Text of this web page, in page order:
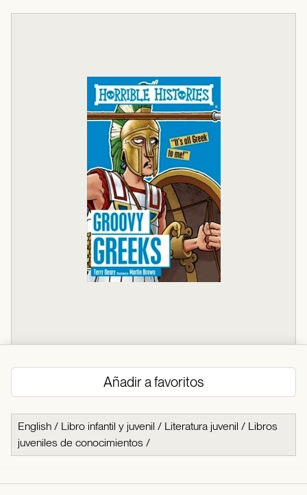
Añadir a favoritos
English / Libro infantil y juvenil / Literatura juvenil / Libros
juveniles de conocimientos /